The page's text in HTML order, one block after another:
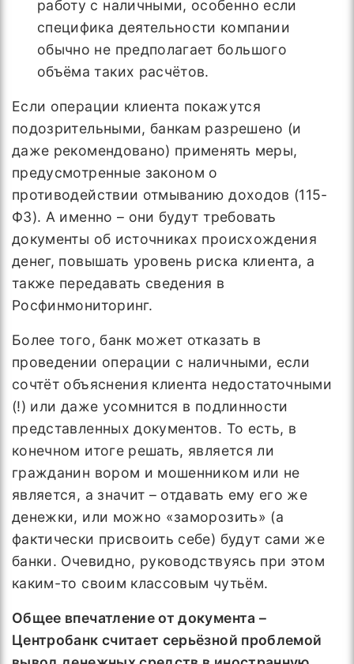
работу с наличными, особенно если
специфика деятельности компании
обычно не предполагает большого
объёма таких расчётов.
Если операции клиента покажутся
подозрительными, банкам разрешено (и
даже рекомендовано) применять меры,
предусмотренные законом о
противодействии отмыванию доходов (115-
ФЗ). А именно – они будут требовать
документы об источниках происхождения
денег, повышать уровень риска клиента, а
также передавать сведения в
Росфинмониторинг.
Более того, банк может отказать в
проведении операции с наличными, если
сочтёт объяснения клиента недостаточными
(!) или даже усомнится в подлинности
представленных документов. То есть, в
конечном итоге решать, является ли
гражданин вором и мошенником или не
является, а значит – отдавать ему его же
денежки, или можно «заморозить» (а
фактически присвоить себе) будут сами же
банки. Очевидно, руководствуясь при этом
каким-то своим классовым чутьём.
Общее впечатление от документа –
Центробанк считает серьёзной проблемой